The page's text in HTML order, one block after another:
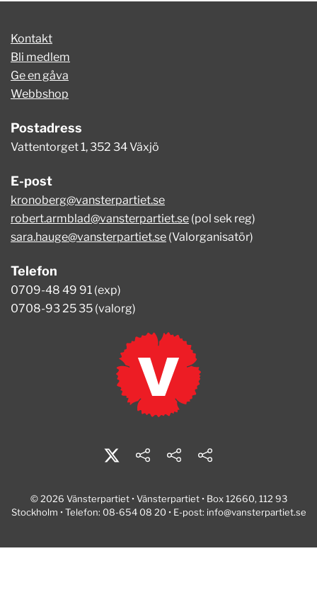
Kontakt
Bli medlem
Ge en gåva
Webbshop
Postadress
Vattentorget 1, 352 34 Växjö
E-post
kronoberg@vansterpartiet.se
robert.armblad@vansterpartiet.se (pol sek reg)
sara.hauge@vansterpartiet.se (Valorganisatör)
Telefon
0709-48 49 91 (exp)
0708-93 25 35 (valorg)
© 2026 Vänsterpartiet • Vänsterpartiet • Box 12660, 112 93
Stockholm • Telefon: 08-654 08 20 • E-post: info@vansterpartiet.se